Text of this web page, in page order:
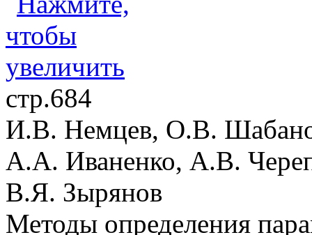
стр.684
И.В. Немцев, О.В.
А.А. Иваненко, А.В.
В.Я. Зырянов
Методы определения